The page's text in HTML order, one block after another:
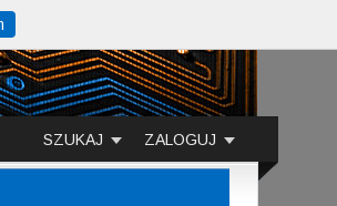
ZALOGUJ
SZUKAJ